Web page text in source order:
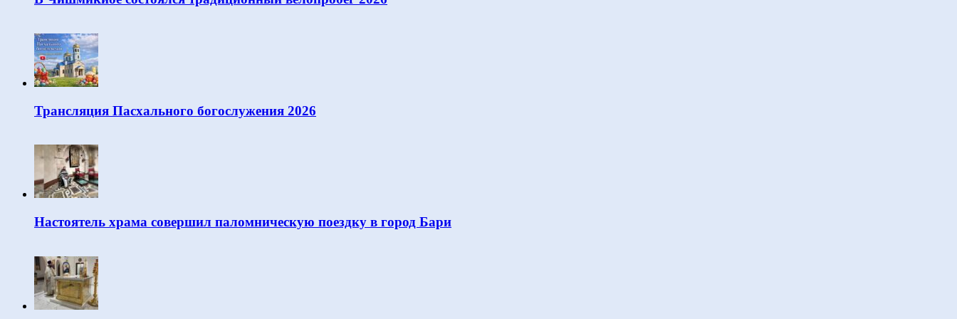
Трансляция Пасхального богослужения 2026
Настоятель храма совершил паломническую поездку в город Бари